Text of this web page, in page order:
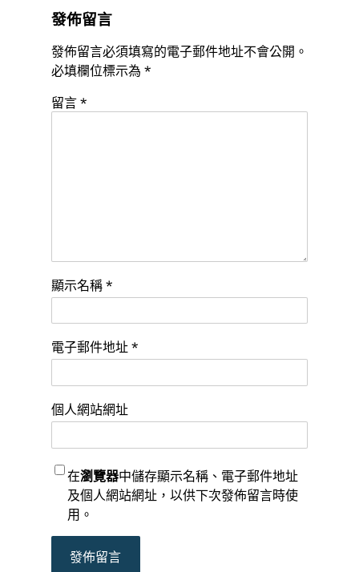
發佈留言
發佈留言必須填寫的電子郵件地址不會公開。
必填欄位標示為 *
留言 *
顯示名稱 *
電子郵件地址 *
個人網站網址
在瀏覽器中儲存顯示名稱、電子郵件地址
及個人網站網址，以供下次發佈留言時使
用。